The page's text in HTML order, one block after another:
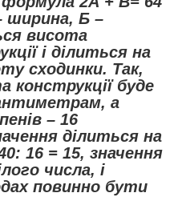
ширина, Б –
висота
і ділиться на
сходинки. Так,
буде
а
– 16
ділиться на
16 = 15, значення
числа, і
повинно бути